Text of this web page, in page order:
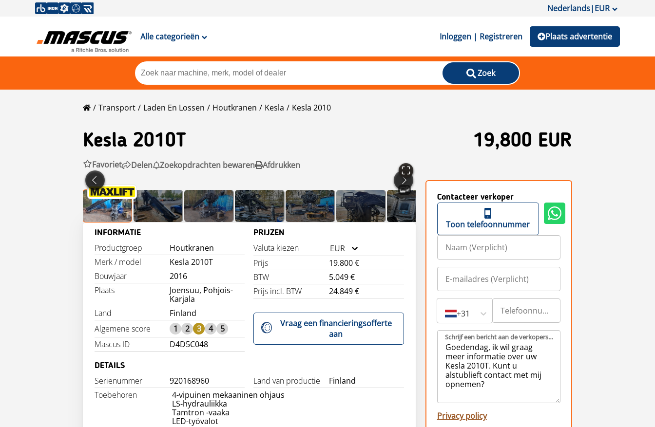
Nederlands|EUR
Alle categorieën Inloggen | Registreren Plaats advertentie
Zoek
Transport Laden En Lossen Houtkranen Kesla Kesla 2010
Kesla 2010T 19,800 EUR
Favoriet Delen Zoekopdrachten bewaren Afdrukken
9
INFORMATIE
Productgroep
Houtkranen
Merk / model
Kesla 2010T
Bouwjaar
2016
Plaats
Joensuu, Pohjois-
Karjala
Land
Finland
Algemene score
1 2 3 4
5
Mascus ID
D4D5C048
PRIJZEN
Valuta kiezen
EUR
Prijs
19.800 €
BTW
5.049 €
Prijs incl. BTW
24.849 €
Vraag een financieringsofferte
aan
DETAILS
Serienummer 920168960 Land van productie
Finland
Toebehoren
4-vipuinen mekaaninen ohjaus
LS-hydrauliikka
Tamtron -vaaka
LED-työvalot
Contacteer verkoper
Toon telefoonnummer
+31
Schrijf een bericht aan de verkopers (Verplicht)
Privacy policy